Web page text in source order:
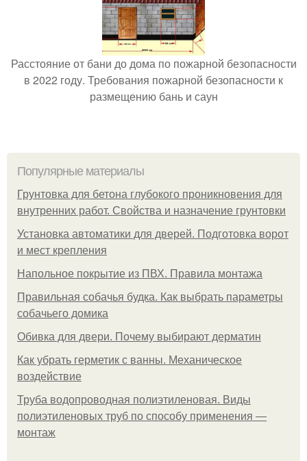
Расстояние от бани до дома по пожарной безопасности
в 2022 году. Требования пожарной безопасности к
размещению бань и саун
Популярные материалы
Грунтовка для бетона глубокого проникновения для
внутренних работ. Свойства и назначение грунтовки
Установка автоматики для дверей. Подготовка ворот
и мест крепления
Напольное покрытие из ПВХ. Правила монтажа
Правильная собачья будка. Как выбрать параметры
собачьего домика
Обивка для двери. Почему выбирают дерматин
Как убрать герметик с ванны. Механическое
воздействие
Труба водопроводная полиэтиленовая. Виды
полиэтиленовых труб по способу применения —
монтаж